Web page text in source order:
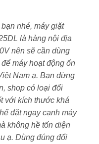
áo, bảo vệ sợi vải
mỗi lần giặt – sấy chỉ
giặt
xịt nước làm sạch mặt
sấy khô lồng để ngăn
của máy lâu dài.
đánh giá lượng quần
nhé, máy giặt
là hàng nội địa
nên sẽ cần dùng
máy hoạt động ổn
Nam ạ. Bạn đừng
shop có loại đổi
với kích thước khá
đặt ngay cạnh máy
không hề tốn diện
ạ. Dùng đúng đổi